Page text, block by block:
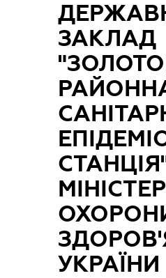
ЗАКЛАД
УКРАЇНИ